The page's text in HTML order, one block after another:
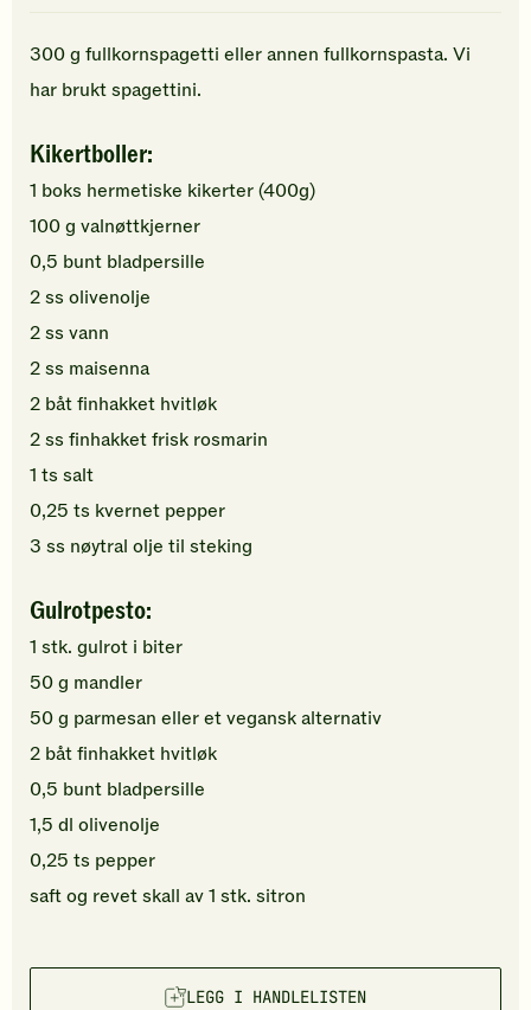
300g fullkornspagetti eller annen fullkornspasta. Vi
har brukt spagettini.
Kikertboller:
1 boks hermetiske kikerter(400g)
100g valnøttkjerner
0,5 bunt bladpersille
2ss olivenolje
2ss vann
2ss maisenna
2 båtfinhakket hvitløk
2ss finhakketfrisk rosmarin
1 ts salt
0,25 ts kvernet pepper
3 ss nøytral olje til steking
Gulrotpesto:
1 stk. gulrot i biter
50g mandler
50g parmesan eller et vegansk alternativ
2 båtfinhakket hvitløk
0,5 bunt bladpersille
1,5 dl olivenolje
0,25 ts pepper
saft og revet skall av1 stk. sitron
LEGG I HANDLELISTEN